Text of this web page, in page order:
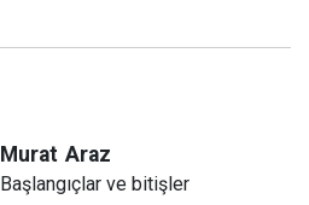
Murat Araz
Başlangıçlar ve bitişler